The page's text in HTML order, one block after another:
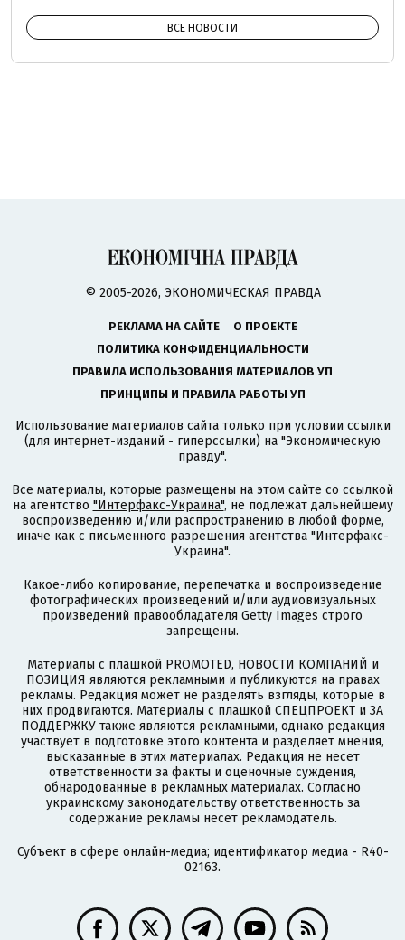
ВСЕ НОВОСТИ
© 2005-2026, ЭКОНОМИЧЕСКАЯ ПРАВДА
РЕКЛАМА НА САЙТЕ
О ПРОЕКТЕ
ПОЛИТИКА КОНФИДЕНЦИАЛЬНОСТИ
ПРАВИЛА ИСПОЛЬЗОВАНИЯ МАТЕРИАЛОВ УП
ПРИНЦИПЫ И ПРАВИЛА РАБОТЫ УП
Использование материалов сайта только при условии ссылки
(для интернет-изданий - гиперссылки) на "Экономическую
правду".
Все материалы, которые размещены на этом сайте со ссылкой
на агентство "Интерфакс-Украина", не подлежат дальнейшему
воспроизведению и/или распространению в любой форме,
иначе как с письменного разрешения агентства "Интерфакс-
Украина".
Какое-либо копирование, перепечатка и воспроизведение
фотографических произведений и/или аудиовизуальных
произведений правообладателя Getty Images строго
запрещены.
Материалы с плашкой PROMOTED, НОВОСТИ КОМПАНИЙ и
ПОЗИЦИЯ являются рекламными и публикуются на правах
рекламы. Редакция может не разделять взгляды, которые в
них продвигаются. Материалы с плашкой СПЕЦПРОЕКТ и ЗА
ПОДДЕРЖКУ также являются рекламными, однако редакция
участвует в подготовке этого контента и разделяет мнения,
высказанные в этих материалах. Редакция не несет
ответственности за факты и оценочные суждения,
обнародованные в рекламных материалах. Согласно
украинскому законодательству ответственность за
содержание рекламы несет рекламодатель.
Субъект в сфере онлайн-медиа; идентификатор медиа - R40-
02163.